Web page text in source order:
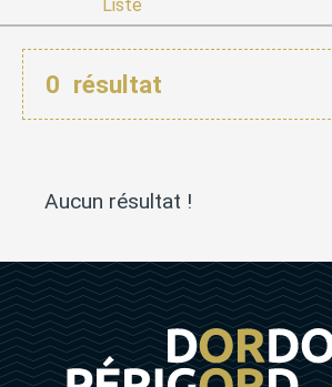
Liste
0 résultat
Aucun résultat !